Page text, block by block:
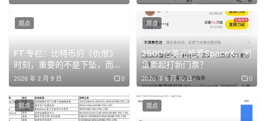
在前 11 大 CEX 中，有 6 家平均每月上线的永续合约少于
20 个，反映出更为保守的策略。Crypto.com 新增的永续
合约最少，从 2025 年 12 月的每月 2 个到 2026 年 4 月
的最高 13 个不等。
而非现货。例如，币安在过去 16 个月中新增了 305 个永
FT 专栏：比特币的《仇恨》
时刻，重要的不是下坠，而是
着陆
2026 年 2 月 9 日 0
观点
2500亿美元抢筹SpaceX，闲
鱼卖起打新门票？
2026 年 6 月 10 日 0
观点
观点 观点